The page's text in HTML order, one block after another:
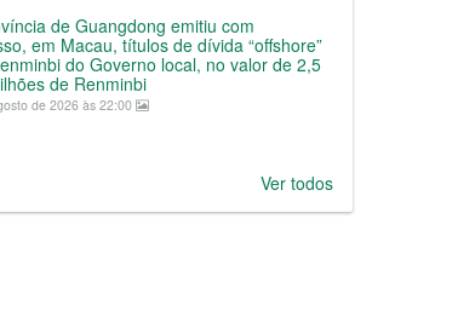
de Guangdong emitiu com
em Macau, títulos de dívida “offshore”
do Governo local, no valor de 2,5
de Renminbi
de 2026 às 22:00
Ver todos